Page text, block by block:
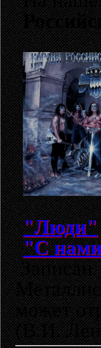
"Люди"
"С
Записан
может
(В.И.